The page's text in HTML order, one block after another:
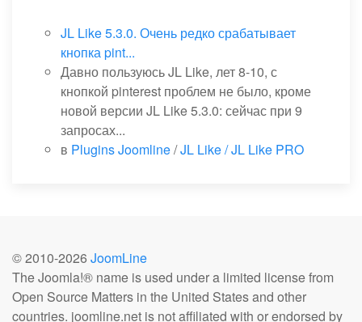
JL Like 5.3.0. Очень редко срабатывает
кнопка pint...
Давно пользуюсь JL Like, лет 8-10, с
кнопкой pinterest проблем не было, кроме
новой версии JL Like 5.3.0: сейчас при 9
запросах...
в Plugins Joomline/JL Like / JL Like PRO
© 2010-2026 JoomLine
The Joomla!® name is used under a limited license from
Open Source Matters in the United States and other
countries. joomline.net is not affiliated with or endorsed by